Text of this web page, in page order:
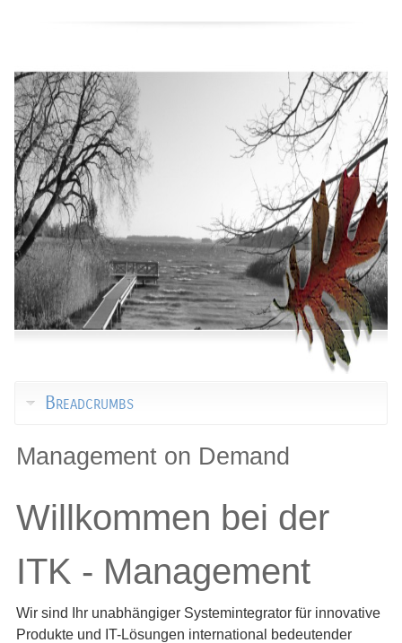
Breadcrumbs
Management on Demand
Willkommen bei der
ITK - Management
Wir sind Ihr unabhängiger Systemintegrator für innovative
Produkte und IT-Lösungen international bedeutender